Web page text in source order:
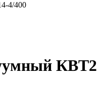
4/400
КВТ2